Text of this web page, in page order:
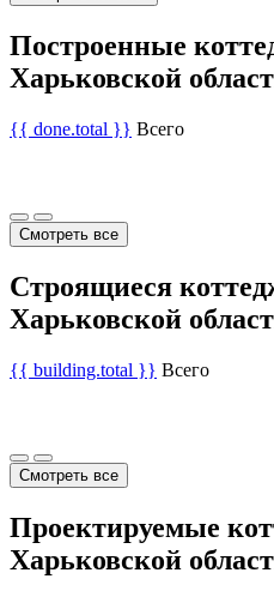
Построенные
Харьковской
{{ done.total }} Всего
Смотреть все
Строящиеся
Харьковской
{{ building.total }} Всего
Смотреть все
Проектируемые
Харьковской